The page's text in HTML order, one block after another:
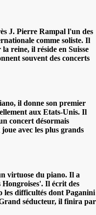
J. Pierre Rampal l'un des
comme soliste. Il
reine, il réside en Suisse
souvent des concerts
il donne son premier
aux Etats-Unis. Il
concert désormais
avec les plus grands
virtuose du piano. Il a
Hongroises'. Il écrit des
les difficultés dont Paganini
séducteur, il finira par